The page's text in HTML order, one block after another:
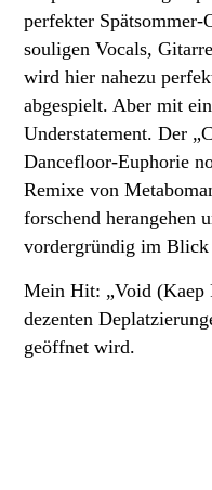
perfekter
souligen Vocals,
wird hier nahezu
abgespielt. Aber mit
Understatement. Der
Dancefloor-Euphorie
Remixe von
forschend herangehen
vordergründig im Blick
Mein Hit: „Void
dezenten
geöffnet wird.